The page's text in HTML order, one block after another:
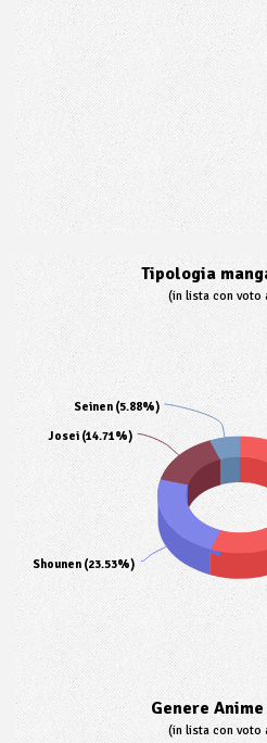
Tipologia
(in lista con voto
Shounen (23.53%)
Josei (14.71%)
Seinen (5.88%)
Genere
(in lista con voto